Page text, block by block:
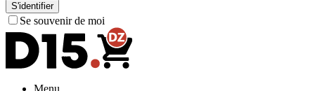
S'identifier
Se souvenir de moi
Menu